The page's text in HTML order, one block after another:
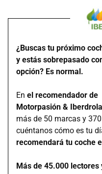
¿Buscas tu próximo
y estás sobrepasado
opción? Es normal.
En el recomendador de
Motorpasión & Iberdrola
más de 50 marcas y
cuéntanos cómo es tu
recomendará tu coche
Más de 45.000